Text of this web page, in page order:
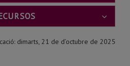
dimarts, 21 de d’octubre de 2025